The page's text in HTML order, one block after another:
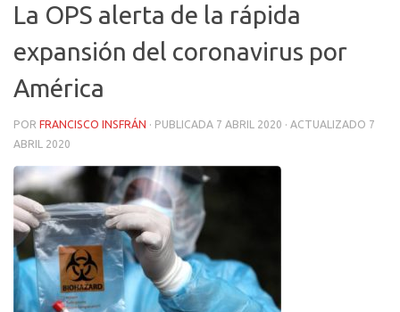
La OPS alerta de la rápida
expansión del coronavirus por
América
POR FRANCISCO INSFRÁN · PUBLICADA 7 ABRIL 2020 · ACTUALIZADO 7
ABRIL 2020